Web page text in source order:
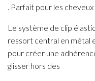
. Parfait pour les
Le système de clip
ressort central en métal
pour créer une
glisser hors des